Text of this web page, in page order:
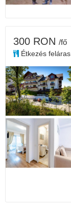
300 RON /fő
Étkezés feláras